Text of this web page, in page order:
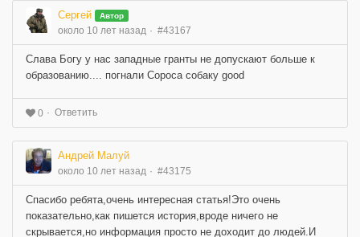
Сергей Автор
около 10 лет назад #43167
Слава Богу у нас западные гранты не допускают больше к
образованию.... погнали Сороса собаку good
0 Ответить
Андрей Малуй
около 10 лет назад #43175
Спасибо ребята,очень интересная статья!Это очень
показательно,как пишется история,вроде ничего не
скрывается,но информация просто не доходит до людей.И